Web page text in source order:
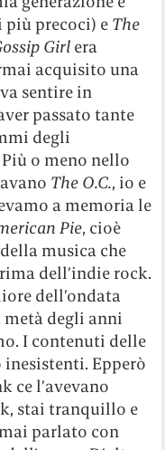
più precoci) e The
Girl era
acquisito una
sentire in
passato tante
degli
o meno nello
The O.C., io e
a memoria le
Pie, cioè
musica che
dell’indie rock.
dell’ondata
degli anni
I contenuti delle
Epperò
ce l’avevano
stai tranquillo e
parlato con